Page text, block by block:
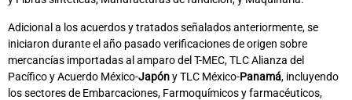
Adicional a los acuerdos y tratados señalados anteriormente, se
iniciaron durante el año pasado verificaciones de origen sobre
mercancías importadas al amparo del T-MEC, TLC Alianza del
Pacífico y Acuerdo México-Japóny TLC México-Panamá, incluyendo
los sectores de Embarcaciones, Farmoquímicos y farmacéuticos,